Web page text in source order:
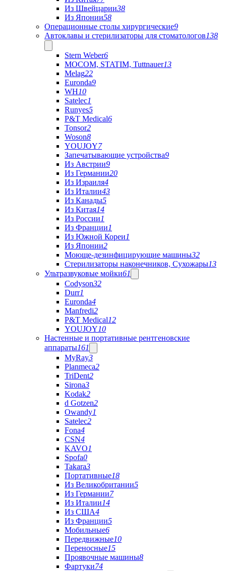
Из Швейцарии38
Из Японии58
Операционные столы хирургические9
Автоклавы и стерилизаторы для стоматологов138
Stern Weber6
MOCOM, STATIM, Tuttnauer13
Melag22
Euronda9
WH10
Satelec1
Runyes5
P&T Medical6
Tonsor2
Woson8
YOUJOY7
Запечатывающие устройства9
Из Австрии9
Из Германии20
Из Израиля4
Из Италии43
Из Канады5
Из Китая14
Из России1
Из Франции1
Из Южной Кореи1
Из Японии2
Моюще-дезинфицирующие машины32
Стерилизаторы наконечников, Сухожары13
Ультразвуковые мойки61
Codyson32
Durr1
Euronda4
Manfredi2
P&T Medical12
YOUJOY10
Настенные и портативные рентгеновские
аппараты161
MyRay3
Planmeca2
TriDent2
Sirona3
Kodak2
d Gotzen2
Owandy1
Satelec2
Fona4
CSN4
KAVO1
Spofa0
Takara3
Портативные18
Из Великобритании5
Из Германии7
Из Италии14
Из США4
Из Франции5
Мобильные6
Передвижные10
Переносные15
Проявочные машины8
Фартуки74